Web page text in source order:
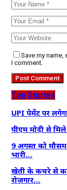
Save my
I comment.
Top Stories
UPI पेमेंट पर
पीएम मोदी से
9 अगस्त को
भारी…
खेती के कचरे से
रोजगार…